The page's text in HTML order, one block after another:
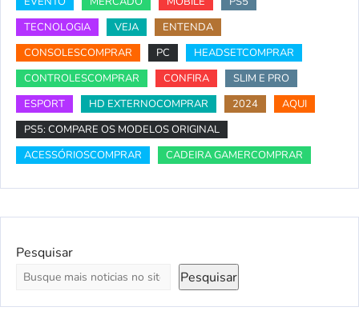
TECNOLOGIA
VEJA
ENTENDA
CONSOLESCOMPRAR
PC
HEADSETCOMPRAR
CONTROLESCOMPRAR
CONFIRA
SLIM E PRO
ESPORT
HD EXTERNOCOMPRAR 2024
AQUI
PS5: COMPARE OS MODELOS ORIGINAL
ACESSÓRIOSCOMPRAR
CADEIRA GAMERCOMPRAR
Pesquisar
Pesquisar